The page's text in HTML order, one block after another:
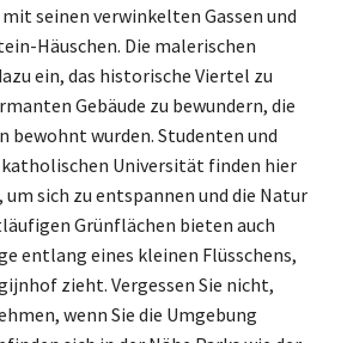
seinen verwinkelten Gassen und
Häuschen. Die malerischen
ein, das historische Viertel zu
Gebäude zu bewundern, die
bewohnt wurden. Studenten und
Universität finden hier
sich zu entspannen und die Natur
Grünflächen bieten auch
entlang eines kleinen Flüsschens,
zieht. Vergessen Sie nicht,
wenn Sie die Umgebung